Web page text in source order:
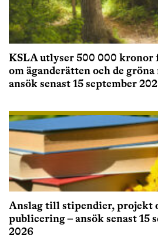
KSLA utlyser 500 000
om äganderätten och de
ansök senast 15 september
Anslag till stipendier, projekt
publicering – ansök senast 15
2026